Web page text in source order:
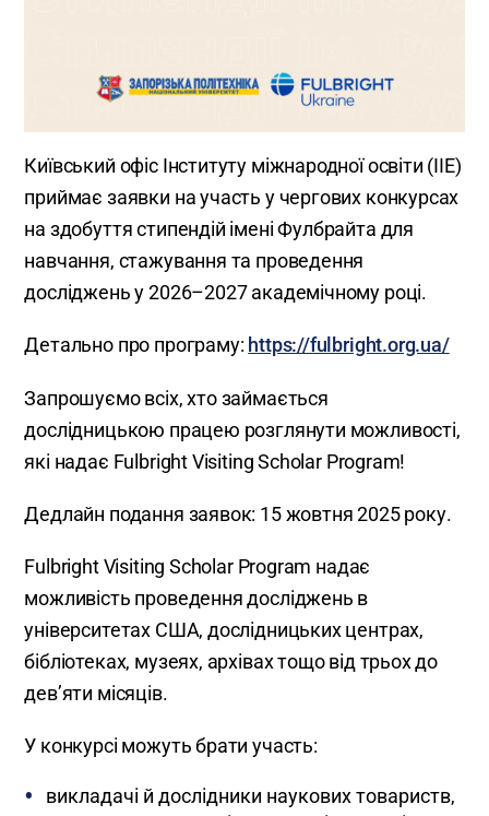
Київський офіс Інституту міжнародної освіти (IIE)
приймає заявки на участь у чергових конкурсах
на здобуття стипендій імені Фулбрайта для
навчання, стажування та проведення
досліджень у 2026–2027 академічному році.
Детально про програму: https://fulbright.org.ua/
Запрошуємо всіх, хто займається
дослідницькою працею розглянути можливості,
які надає Fulbright Visiting Scholar Program!
Дедлайн подання заявок: 15 жовтня 2025 року​.
Fulbright Visiting Scholar Program надає
можливість проведення досліджень в
університетах США, дослідницьких центрах,
бібліотеках, музеях, архівах тощо від трьох до
дев’яти місяців.
У конкурсі можуть брати участь:
викладачі й дослідники наукових товариств,